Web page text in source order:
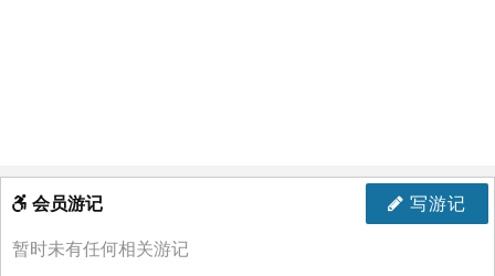
写游记
会员游记
暂时未有任何相关游记